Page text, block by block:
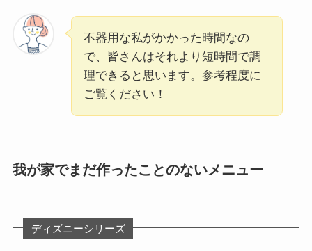
不器用な私がかかった時間なの
で、皆さんはそれより短時間で調
理できると思います。参考程度に
ご覧ください！
我が家でまだ作ったことのないメニュー
ディズニーシリーズ